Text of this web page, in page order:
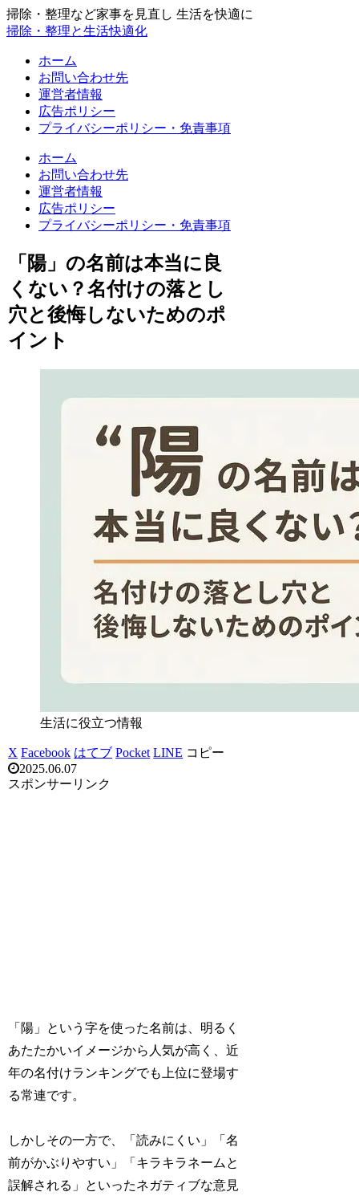
掃除・整理など家事を見直し 生活を快適に
掃除・整理と生活快適化
ホーム
お問い合わせ先
運営者情報
広告ポリシー
プライバシーポリシー・免責事項
ホーム
お問い合わせ先
運営者情報
広告ポリシー
プライバシーポリシー・免責事項
「陽」の名前は本当に良
くない？名付けの落とし
穴と後悔しないためのポ
イント
生活に役立つ情報
X Facebook はてブ Pocket LINE コピー
2025.06.07
スポンサーリンク
「陽」という字を使った名前は、明るく
あたたかいイメージから人気が高く、近
年の名付けランキングでも上位に登場す
る常連です。
しかしその一方で、「読みにくい」「名
前がかぶりやすい」「キラキラネームと
誤解される」といったネガティブな意見